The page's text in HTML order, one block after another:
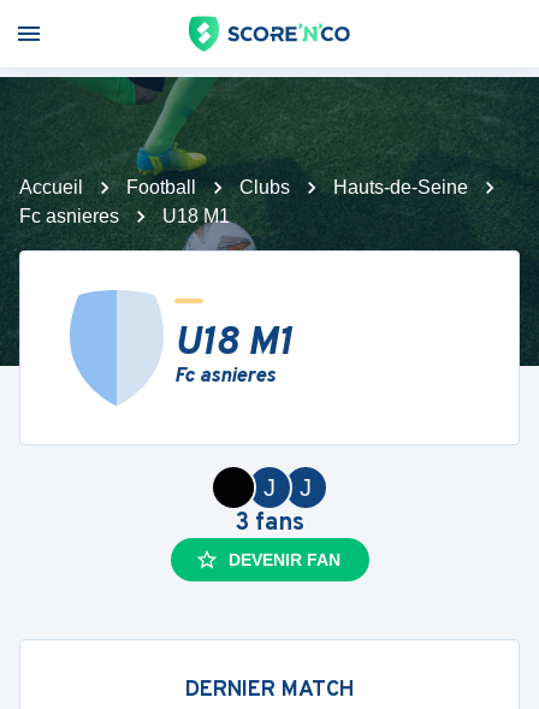
Accueil Football Clubs
Hauts-de-Seine
Fc asnieres
U18 M1
U18 M1
Fc asnieres
J
J
3 fans
DEVENIR FAN
DERNIER MATCH